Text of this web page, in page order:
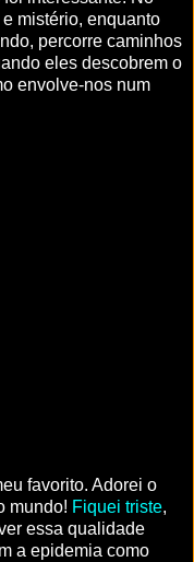
mistério, enquanto
percorre caminhos
eles descobrem o
envolve-nos num
favorito. Adorei o
mundo! Fiquei triste,
essa qualidade
a epidemia como